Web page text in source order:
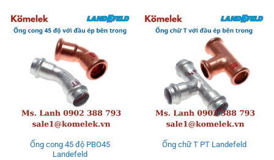
Ống cong 45 độ PBO45
Landefeld
Ống chữ T PT Landefeld